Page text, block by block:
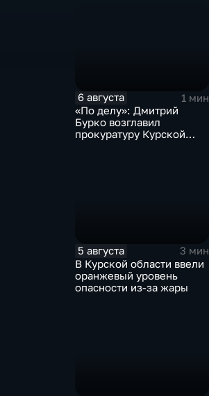
6 августа
1 мин
«По делу»: Дмитрий
Бурко возглавил
прокуратуру Курской
5 августа
3 мин
В Курской области ввели
оранжевый уровень
опасности из-за жары